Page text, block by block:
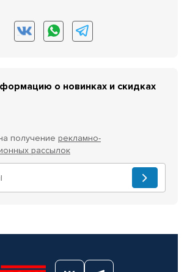
о новинках и скидках
получение рекламно-
рассылок